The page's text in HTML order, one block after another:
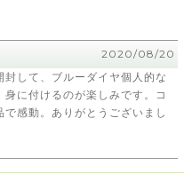
2020/08/20
して、ブルーダイヤ個人的な
に付けるのが楽しみです。コ
感動。ありがとうございまし